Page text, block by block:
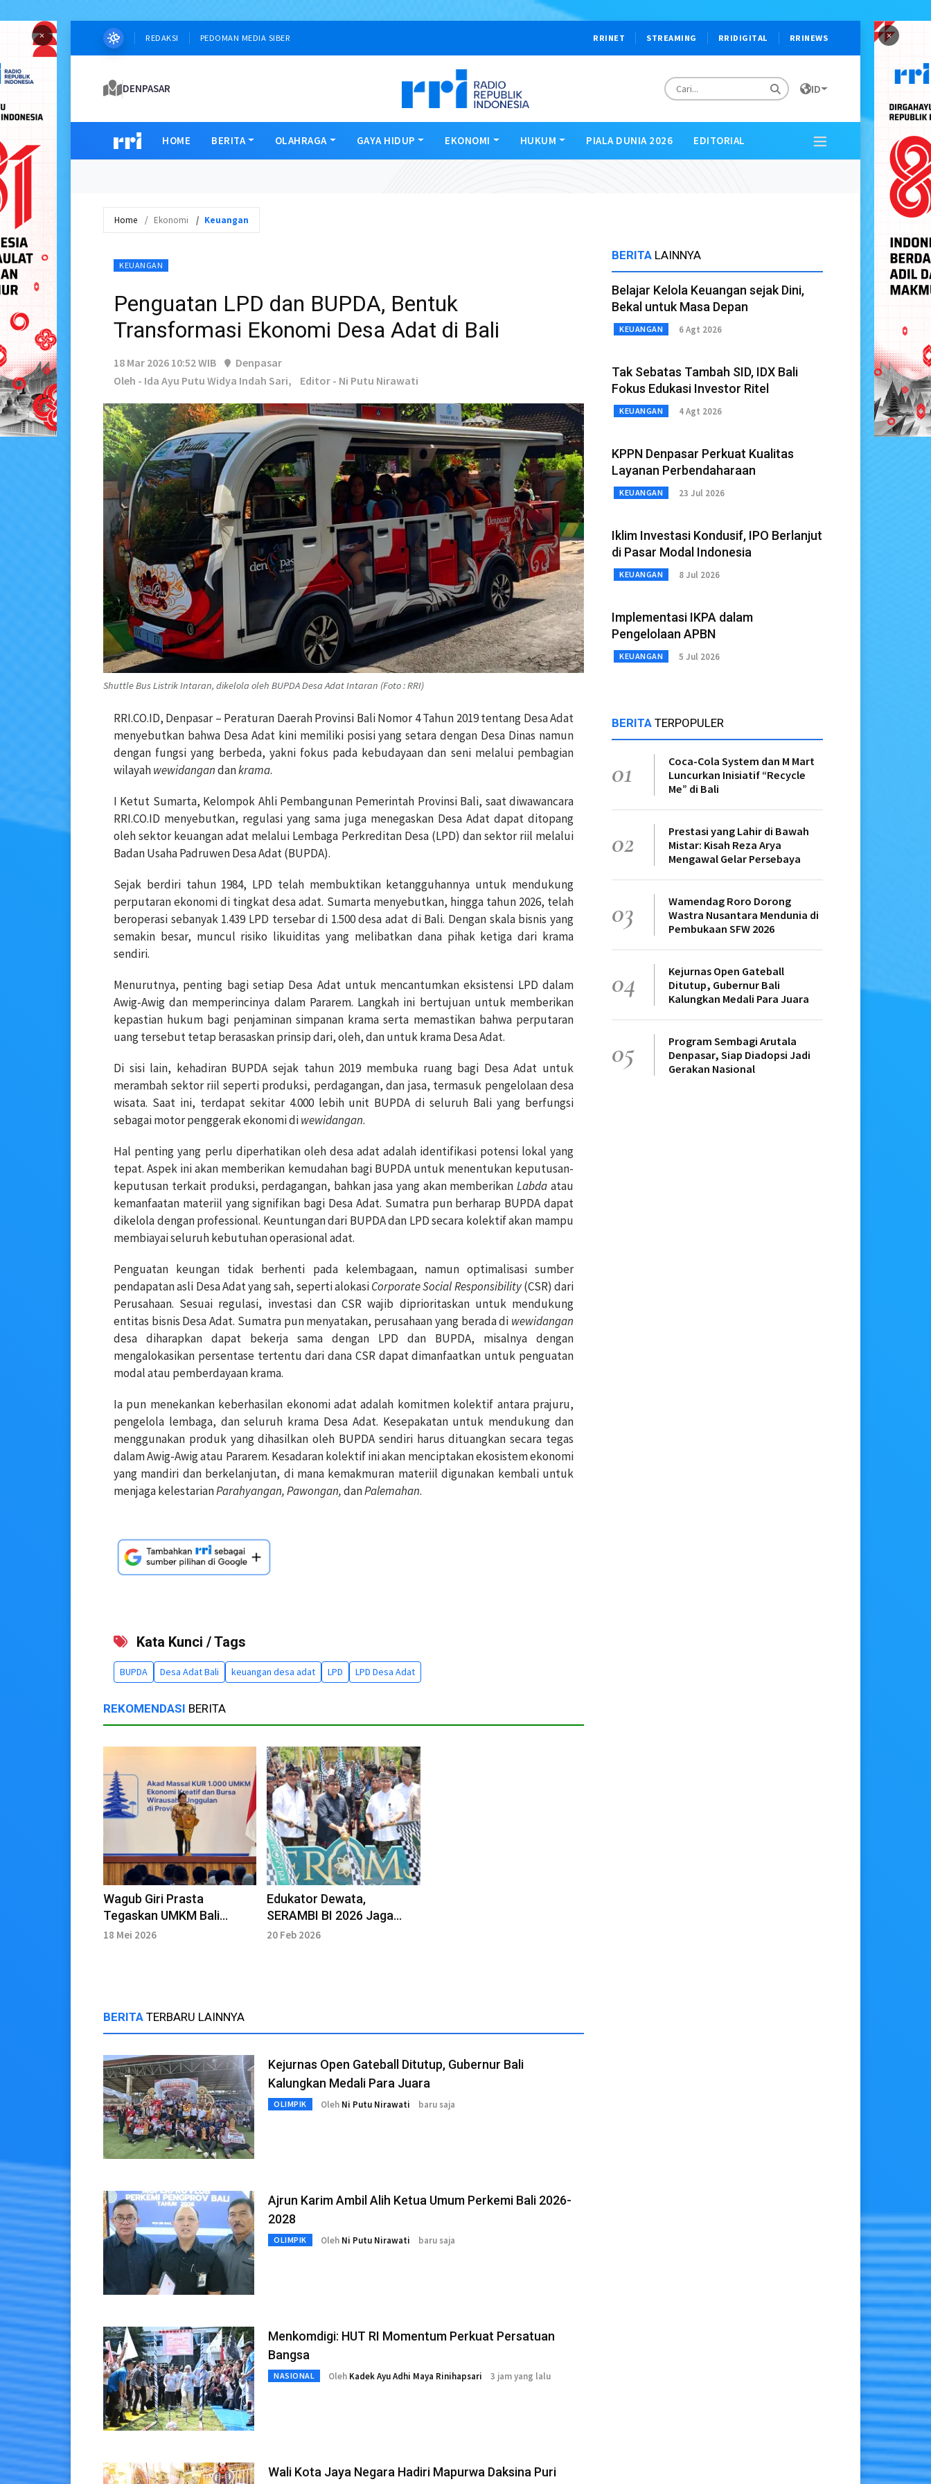
× ×
REDAKSI PEDOMAN MEDIA SIBER RRINET STREAMING RRIDIGITAL RRINEWS
DENPASAR ID
HOME BERITA OLAHRAGA GAYA HIDUP EKONOMI HUKUM PIALA DUNIA 2026 EDITORIAL
Home Ekonomi Keuangan
KEUANGAN
Penguatan LPD dan BUPDA, Bentuk
Transformasi Ekonomi Desa Adat di Bali
18 Mar 2026 10:52 WIB
Denpasar
Oleh - Ida Ayu Putu Widya Indah Sari,
Editor - Ni Putu Nirawati
Shuttle Bus Listrik Intaran, dikelola oleh BUPDA Desa Adat Intaran (Foto : RRI)
RRI.CO.ID, Denpasar – Peraturan Daerah Provinsi Bali Nomor 4 Tahun 2019 tentang Desa Adat
menyebutkan bahwa Desa Adat kini memiliki posisi yang setara dengan Desa Dinas namun
dengan fungsi yang berbeda, yakni fokus pada kebudayaan dan seni melalui pembagian
wilayahwewidangandankrama.
I Ketut Sumarta, Kelompok Ahli Pembangunan Pemerintah Provinsi Bali, saat diwawancara
RRI.CO.ID menyebutkan, regulasi yang sama juga menegaskan Desa Adat dapat ditopang
oleh sektor keuangan adat melalui Lembaga Perkreditan Desa (LPD) dan sektor riil melalui
Badan Usaha Padruwen Desa Adat (BUPDA).
Sejak berdiri tahun 1984, LPD telah membuktikan ketangguhannya untuk mendukung
perputaran ekonomi di tingkat desa adat. Sumarta menyebutkan, hingga tahun 2026, telah
beroperasi sebanyak 1.439 LPD tersebar di 1.500 desa adat di Bali. Dengan skala bisnis yang
semakin besar, muncul risiko likuiditas yang melibatkan dana pihak ketiga dari krama
sendiri.
Menurutnya, penting bagi setiap Desa Adat untuk mencantumkan eksistensi LPD dalam
Awig-Awig dan memperincinya dalam Pararem. Langkah ini bertujuan untuk memberikan
kepastian hukum bagi penjaminan simpanan krama serta memastikan bahwa perputaran
uang tersebut tetap berasaskan prinsip dari, oleh, dan untuk krama Desa Adat.
Di sisi lain, kehadiran BUPDA sejak tahun 2019 membuka ruang bagi Desa Adat untuk
merambah sektor riil seperti produksi, perdagangan, dan jasa, termasuk pengelolaan desa
wisata. Saat ini, terdapat sekitar 4.000 lebih unit BUPDA di seluruh Bali yang berfungsi
sebagai motor penggerak ekonomi diwewidangan.
Hal penting yang perlu diperhatikan oleh desa adat adalah identifikasi potensi lokal yang
tepat. Aspek ini akan memberikan kemudahan bagi BUPDA untuk menentukan keputusan-
keputusan terkait produksi, perdagangan, bahkan jasa yang akan memberikanLabda atau
kemanfaatan materiil yang signifikan bagi Desa Adat. Sumatra pun berharap BUPDA dapat
dikelola dengan professional. Keuntungan dari BUPDA dan LPD secara kolektif akan mampu
membiayai seluruh kebutuhan operasional adat.
Penguatan keungan tidak berhenti pada kelembagaan, namun optimalisasi sumber
pendapatan asli Desa Adat yang sah, seperti alokasiCorporate Social Responsibility(CSR) dari
Perusahaan. Sesuai regulasi, investasi dan CSR wajib diprioritaskan untuk mendukung
entitas bisnis Desa Adat. Sumatra pun menyatakan, perusahaan yang berada di wewidangan
desa diharapkan dapat bekerja sama dengan LPD dan BUPDA, misalnya dengan
mengalokasikan persentase tertentu dari dana CSR dapat dimanfaatkan untuk penguatan
modal atau pemberdayaan krama.
Ia pun menekankan keberhasilan ekonomi adat adalah komitmen kolektif antara prajuru,
pengelola lembaga, dan seluruh krama Desa Adat. Kesepakatan untuk mendukung dan
menggunakan produk yang dihasilkan oleh BUPDA sendiri harus dituangkan secara tegas
dalam Awig-Awig atau Pararem. Kesadaran kolektif ini akan menciptakan ekosistem ekonomi
yang mandiri dan berkelanjutan, di mana kemakmuran materiil digunakan kembali untuk
menjaga kelestarianParahyangan, Pawongan,danPalemahan.
Kata Kunci / Tags
BUPDA Desa Adat Bali keuangan desa adat LPD LPD Desa Adat
REKOMENDASI BERITA
Wagub Giri Prasta
Tegaskan UMKM Bali
Penopang Utama Ekonomi
18 Mei 2026
Edukator Dewata,
SERAMBI BI 2026 Jaga
Ketersediaan Rupiah di Bali
20 Feb 2026
BERITA TERBARU LAINNYA
Kejurnas Open Gateball Ditutup, Gubernur Bali
Kalungkan Medali Para Juara
OLIMPIK Oleh Ni Putu Nirawati baru saja
Ajrun Karim Ambil Alih Ketua Umum Perkemi Bali 2026-
2028
OLIMPIK Oleh Ni Putu Nirawati baru saja
Menkomdigi: HUT RI Momentum Perkuat Persatuan
Bangsa
NASIONAL Oleh Kadek Ayu Adhi Maya Rinihapsari 3 jam yang lalu
Wali Kota Jaya Negara Hadiri Mapurwa Daksina Puri
BERITA LAINNYA
Belajar Kelola Keuangan sejak Dini,
Bekal untuk Masa Depan
KEUANGAN 6 Agt 2026
Tak Sebatas Tambah SID, IDX Bali
Fokus Edukasi Investor Ritel
KEUANGAN 4 Agt 2026
KPPN Denpasar Perkuat Kualitas
Layanan Perbendaharaan
KEUANGAN 23 Jul 2026
Iklim Investasi Kondusif, IPO Berlanjut
di Pasar Modal Indonesia
KEUANGAN 8 Jul 2026
Implementasi IKPA dalam
Pengelolaan APBN
KEUANGAN 5 Jul 2026
BERITA TERPOPULER
01
Coca-Cola System dan M Mart
Luncurkan Inisiatif “Recycle
Me” di Bali
02
Prestasi yang Lahir di Bawah
Mistar: Kisah Reza Arya
Mengawal Gelar Persebaya
03
Wamendag Roro Dorong
Wastra Nusantara Mendunia di
Pembukaan SFW 2026
04
Kejurnas Open Gateball
Ditutup, Gubernur Bali
Kalungkan Medali Para Juara
05
Program Sembagi Arutala
Denpasar, Siap Diadopsi Jadi
Gerakan Nasional